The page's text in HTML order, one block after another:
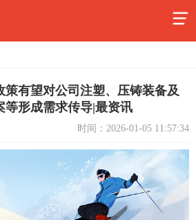
策有望对公司注塑、压铸装备及
等形成需求传导|最资讯
时间：2026-01-05 11:57:34